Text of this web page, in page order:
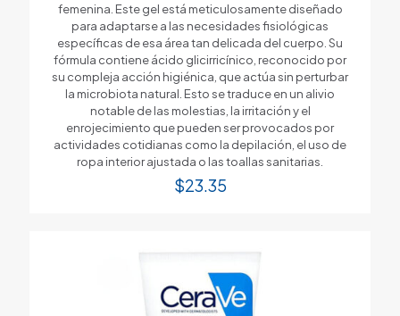
femenina. Este gel está meticulosamente diseñado
para adaptarse a las necesidades fisiológicas
específicas de esa área tan delicada del cuerpo. Su
fórmula contiene ácido glicirricínico, reconocido por
su compleja acción higiénica, que actúa sin perturbar
la microbiota natural. Esto se traduce en un alivio
notable de las molestias, la irritación y el
enrojecimiento que pueden ser provocados por
actividades cotidianas como la depilación, el uso de
ropa interior ajustada o las toallas sanitarias.
$23.35